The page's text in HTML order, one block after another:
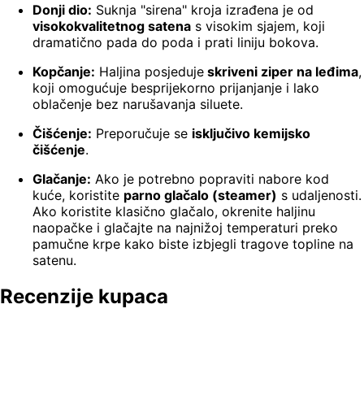
Donji dio: Suknja "sirena" kroja izrađena je od
visokokvalitetnog satena s visokim sjajem, koji
dramatično pada do poda i prati liniju bokova.
Kopčanje: Haljina posjeduje skriveni ziper na leđima,
koji omogućuje besprijekorno prijanjanje i lako
oblačenje bez narušavanja siluete.
Čišćenje: Preporučuje se isključivo kemijsko
čišćenje.
Glačanje: Ako je potrebno popraviti nabore kod
kuće, koristite parno glačalo (steamer) s udaljenosti.
Ako koristite klasično glačalo, okrenite haljinu
naopačke i glačajte na najnižoj temperaturi preko
pamučne krpe kako biste izbjegli tragove topline na
satenu.
Recenzije kupaca